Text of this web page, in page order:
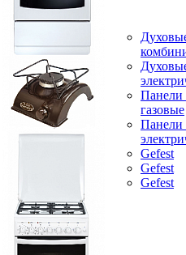
Панели
газовые
Панели
Gefest
Gefest
Gefest